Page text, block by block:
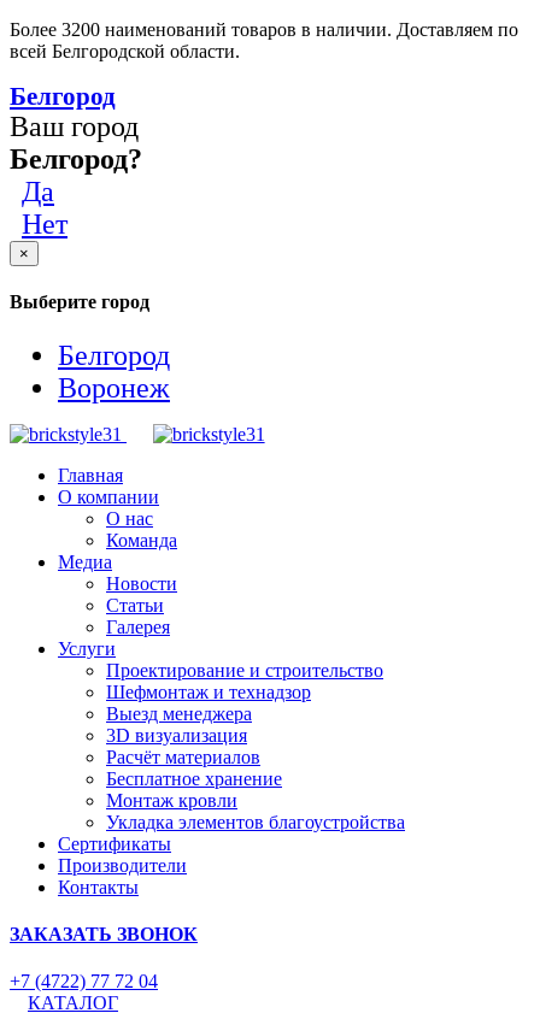
Более 3200 наименований товаров в наличии. Доставляем по
всей Белгородской области.
Белгород
Ваш город
Белгород?
Да
Нет
×
Выберите город
Белгород
Воронеж
Главная
О компании
О нас
Команда
Медиа
Новости
Статьи
Галерея
Услуги
Проектирование и строительство
Шефмонтаж и технадзор
Выезд менеджера
3D визуализация
Расчёт материалов
Бесплатное хранение
Монтаж кровли
Укладка элементов благоустройства
Сертификаты
Производители
Контакты
ЗАКАЗАТЬ ЗВОНОК
+7 (4722) 77 72 04
КАТАЛОГ